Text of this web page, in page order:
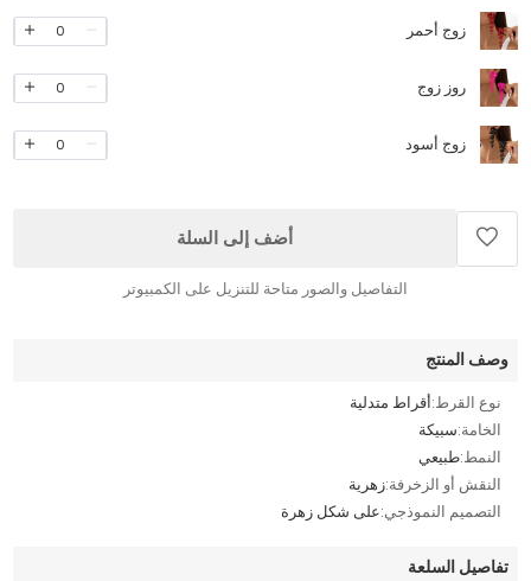
زوج أحمر 0
روز زوج 0
زوج أسود 0
أضف إلى السلة
التفاصيل والصور متاحة للتنزيل على الكمبيوتر
وصف المنتج
نوع القرط:أقراط متدلية
الخامة:سبيكة
النمط:طبيعي
النقش أو الزخرفة:زهرية
التصميم النموذجي:على شكل زهرة
تفاصيل السلعة